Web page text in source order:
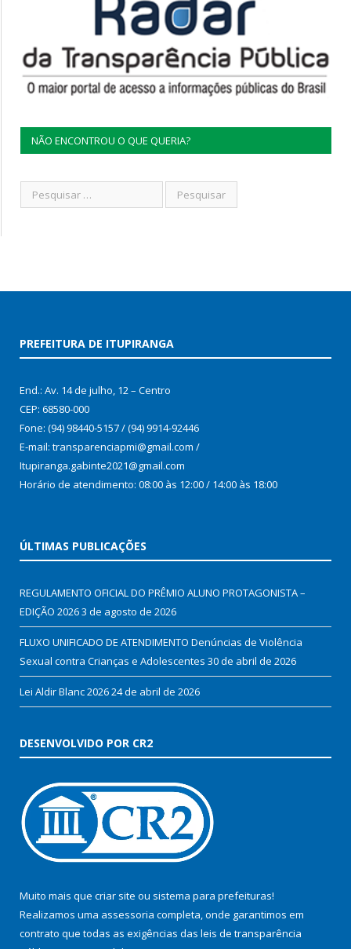
NÃO ENCONTROU O QUE QUERIA?
PREFEITURA DE ITUPIRANGA
End.: Av. 14 de julho, 12 – Centro
CEP: 68580-000
Fone: (94) 98440-5157 / (94) 9914-92446
E-mail: transparenciapmi@gmail.com /
Itupiranga.gabinte2021@gmail.com
Horário de atendimento: 08:00 às 12:00 / 14:00 às 18:00
ÚLTIMAS PUBLICAÇÕES
REGULAMENTO OFICIAL DO PRÊMIO ALUNO PROTAGONISTA –
EDIÇÃO 20263 de agosto de 2026
FLUXO UNIFICADO DE ATENDIMENTO Denúncias de Violência
Sexual contra Crianças e Adolescentes 30 de abril de 2026
Lei Aldir Blanc 202624 de abril de 2026
DESENVOLVIDO POR CR2
Muito mais que criar site ou sistema para prefeituras!
Realizamos uma assessoria completa, onde garantimos em
contrato que todas as exigências das leis de transparência